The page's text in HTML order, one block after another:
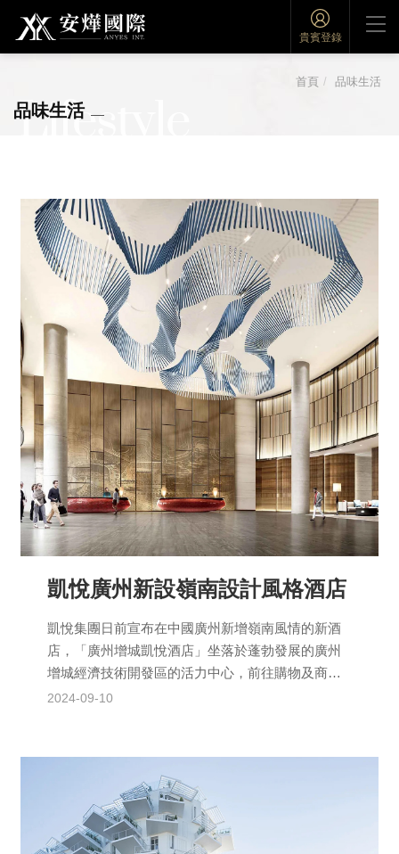
貴賓登錄
Lifestyle
品味生活
首頁 品味生活
凱悅廣州新設嶺南設計風格酒店
凱悅集團日前宣布在中國廣州新增嶺南風情的新酒
店，「廣州增城凱悅酒店」坐落於蓬勃發展的廣州
增城經濟技術開發區的活力中心，前往購物及商業
中心十分方便，僅需10分鐘車程即可抵達廣州東部
2024-09-10